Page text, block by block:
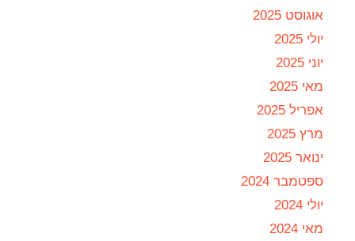
אוגוסט 2025
יולי 2025
יוני 2025
מאי 2025
אפריל 2025
מרץ 2025
ינואר 2025
ספטמבר 2024
יולי 2024
מאי 2024